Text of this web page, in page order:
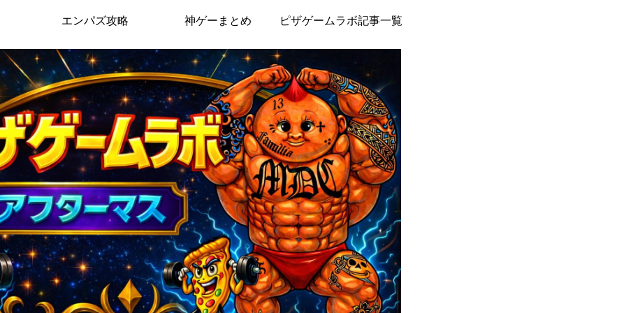
エンパズ攻略 神ゲーまとめ ピザゲームラボ記事一覧